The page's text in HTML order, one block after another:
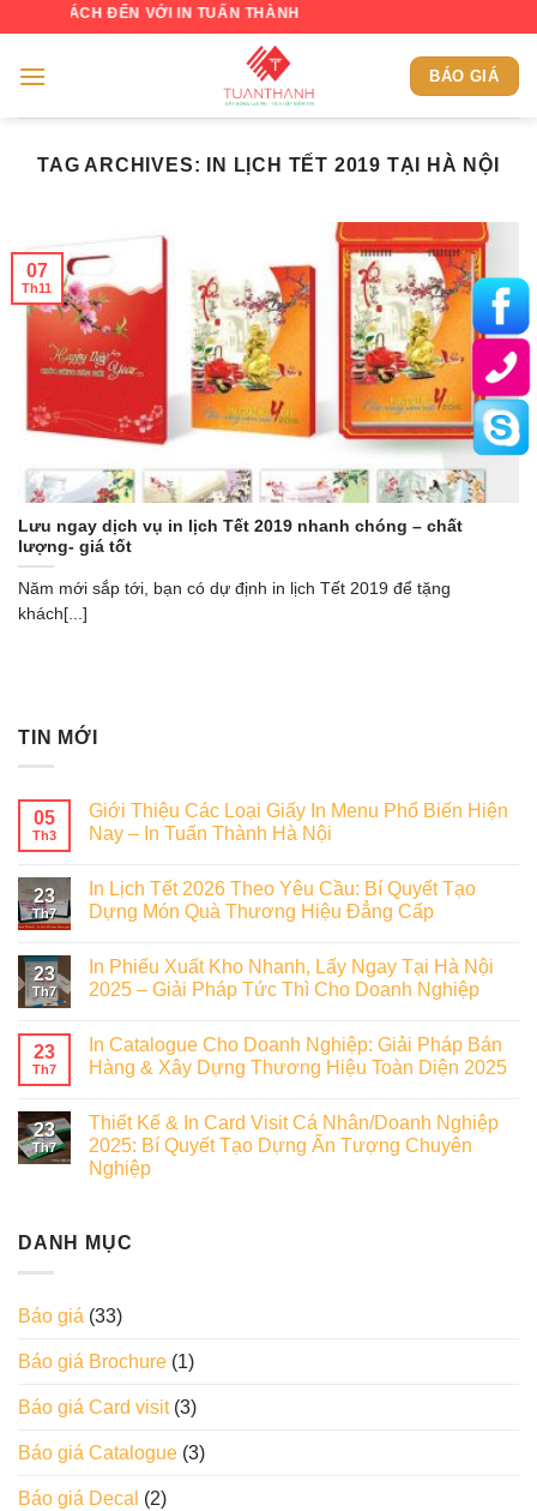
content
ĐẾN VỚI IN TUẤN THÀNH
BÁO GIÁ
TAG ARCHIVES: IN LỊCH TẾT 2019 TẠI HÀ NỘI
Lưu ngay dịch vụ in lịch Tết 2019 nhanh chóng – chất
lượng- giá tốt
Năm mới sắp tới, bạn có dự định in lịch Tết 2019 để tặng
khách[...]
07
Th11
TIN MỚI
05
Th3
Giới Thiệu Các Loại Giấy In Menu Phổ Biến Hiện
Nay – In Tuấn Thành Hà Nội
23
Th7
In Lịch Tết 2026 Theo Yêu Cầu: Bí Quyết Tạo
Dựng Món Quà Thương Hiệu Đẳng Cấp
23
Th7
In Phiếu Xuất Kho Nhanh, Lấy Ngay Tại Hà Nội
2025 – Giải Pháp Tức Thì Cho Doanh Nghiệp
23
Th7
In Catalogue Cho Doanh Nghiệp: Giải Pháp Bán
Hàng & Xây Dựng Thương Hiệu Toàn Diện 2025
23
Th7
Thiết Kế & In Card Visit Cá Nhân/Doanh Nghiệp
2025: Bí Quyết Tạo Dựng Ấn Tượng Chuyên
Nghiệp
DANH MỤC
Báo giá (33)
Báo giá Brochure (1)
Báo giá Card visit(3)
Báo giá Catalogue (3)
Báo giá Decal (2)